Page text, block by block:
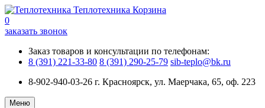
Теплотехника Корзина
0
заказать звонок
Заказ товаров и консультации по телефонам:
8 (391) 221-33-80 8 (391) 290-25-79 sib-teplo@bk.ru
8-902-940-03-26 г. Красноярск, ул. Маерчака, 65, оф. 223
Меню